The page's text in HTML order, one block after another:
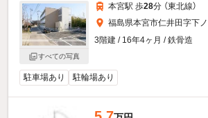
すべての写真
本宮駅 歩28分 （東北線）
福島県本宮市仁井田字下
3階建 / 16年4ヶ月 / 鉄骨造
駐車場あり 駐輪場あり